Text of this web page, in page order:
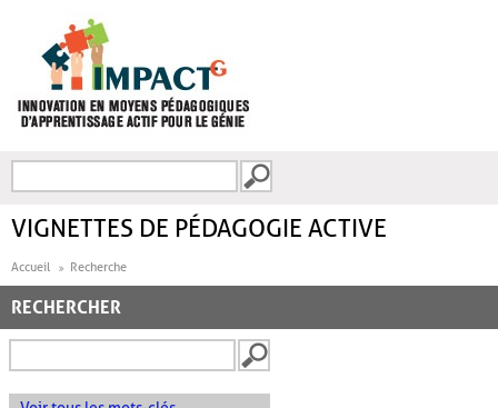
FORMULAIRE DE
VIGNETTES DE PÉDAGOGIE ACTIVE
Accueil Recherche
RECHERCHER